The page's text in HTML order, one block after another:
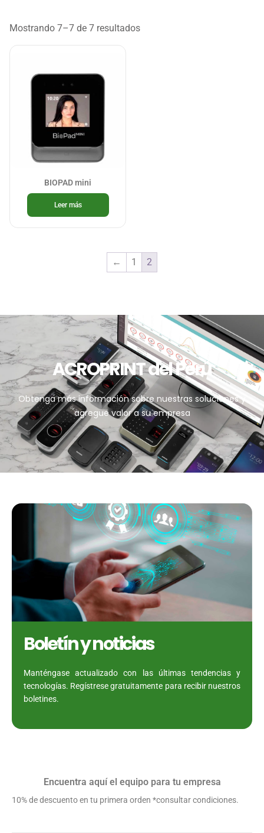
Mostrando 7–7 de 7 resultados
BIOPAD mini
Leer más
← 1 2
ACROPRINT del Perú
Obtenga más información sobre nuestras soluciones y
agregue valor a su empresa
Boletín y noticias
Manténgase actualizado con las últimas tendencias y
tecnologías. Regístrese gratuitamente para recibir nuestros
boletines.
Encuentra aquí el equipo para tu empresa
10% de descuento en tu primera orden *consultar condiciones.